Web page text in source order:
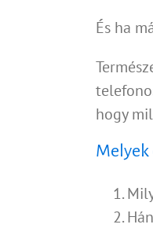
És ha
hogy
Melyek